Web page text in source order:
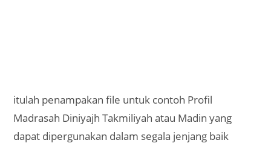
itulah penampakan file untuk contoh Profil
Madrasah Diniyajh Takmiliyah atau Madin yang
dapat dipergunakan dalam segala jenjang baik